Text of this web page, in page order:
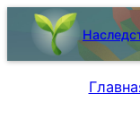
Skip
content